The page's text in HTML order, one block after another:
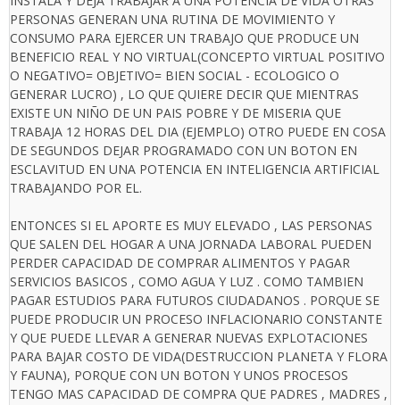
PERSONAS GENERAN UNA RUTINA DE MOVIMIENTO Y
CONSUMO PARA EJERCER UN TRABAJO QUE PRODUCE UN
BENEFICIO REAL Y NO VIRTUAL(CONCEPTO VIRTUAL POSITIVO
O NEGATIVO= OBJETIVO= BIEN SOCIAL - ECOLOGICO O
GENERAR LUCRO) , LO QUE QUIERE DECIR QUE MIENTRAS
EXISTE UN NIÑO DE UN PAIS POBRE Y DE MISERIA QUE
TRABAJA 12 HORAS DEL DIA (EJEMPLO) OTRO PUEDE EN COSA
DE SEGUNDOS DEJAR PROGRAMADO CON UN BOTON EN
ESCLAVITUD EN UNA POTENCIA EN INTELIGENCIA ARTIFICIAL
TRABAJANDO POR EL.
ENTONCES SI EL APORTE ES MUY ELEVADO , LAS PERSONAS
QUE SALEN DEL HOGAR A UNA JORNADA LABORAL PUEDEN
PERDER CAPACIDAD DE COMPRAR ALIMENTOS Y PAGAR
SERVICIOS BASICOS , COMO AGUA Y LUZ . COMO TAMBIEN
PAGAR ESTUDIOS PARA FUTUROS CIUDADANOS . PORQUE SE
PUEDE PRODUCIR UN PROCESO INFLACIONARIO CONSTANTE
Y QUE PUEDE LLEVAR A GENERAR NUEVAS EXPLOTACIONES
PARA BAJAR COSTO DE VIDA(DESTRUCCION PLANETA Y FLORA
Y FAUNA), PORQUE CON UN BOTON Y UNOS PROCESOS
TENGO MAS CAPACIDAD DE COMPRA QUE PADRES , MADRES ,